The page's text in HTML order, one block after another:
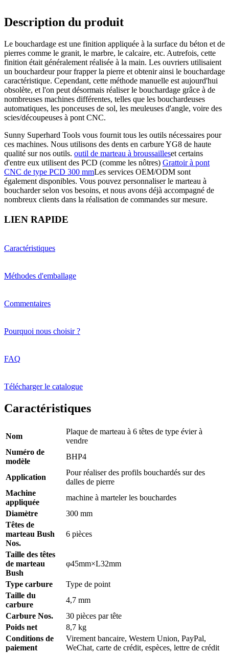
Description du produit
Le bouchardage est une finition appliquée à la surface du béton et de
pierres comme le granit, le marbre, le calcaire, etc. Autrefois, cette
finition était généralement réalisée à la main. Les ouvriers utilisaient
un bouchardeur pour frapper la pierre et obtenir ainsi le bouchardage
caractéristique. Cependant, cette méthode manuelle est aujourd'hui
obsolète, et l'on peut désormais réaliser le bouchardage grâce à de
nombreuses machines différentes, telles que les bouchardeuses
automatiques, les ponceuses de sol, les meuleuses d'angle, voire des
scies/découpeuses à pont CNC.
Sunny Superhard Tools vous fournit tous les outils nécessaires pour
ces machines. Nous utilisons des dents en carbure YG8 de haute
qualité sur nos outils. outil de marteau à broussailleset certains
d'entre eux utilisent des PCD (comme les nôtres) Grattoir à pont
CNC de type PCD 300 mmLes services OEM/ODM sont
également disponibles. Vous pouvez personnaliser le marteau à
boucharder selon vos besoins, et nous avons déjà accompagné de
nombreux clients dans la réalisation de commandes sur mesure.
LIEN RAPIDE
Caractéristiques
Méthodes d'emballage
Commentaires
Pourquoi nous choisir ?
FAQ
Télécharger le catalogue
Caractéristiques
Nom
Plaque de marteau à 6 têtes de type évier à
vendre
Numéro de
modèle
BHP4
Application
Pour réaliser des profils bouchardés sur des
dalles de pierre
Machine
appliquée
machine à marteler les bouchardes
Diamètre
300 mm
Têtes de
marteau Bush
Nos.
6 pièces
Taille des têtes
de marteau
Bush
φ45mm×L32mm
Type carbure
Type de point
Taille du
carbure
4,7 mm
Carbure Nos.
30 pièces par tête
Poids net
8,7 kg
Conditions de
paiement
Virement bancaire, Western Union, PayPal,
WeChat, carte de crédit, espèces, lettre de crédit